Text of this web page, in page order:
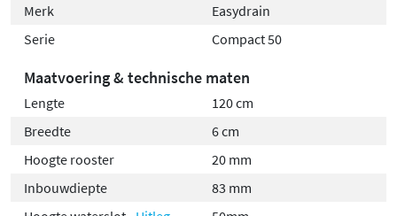
Merk
Easydrain
Serie
Compact 50
Maatvoering & technische maten
Lengte
120 cm
Breedte
6 cm
Hoogte rooster
20 mm
Inbouwdiepte
83 mm